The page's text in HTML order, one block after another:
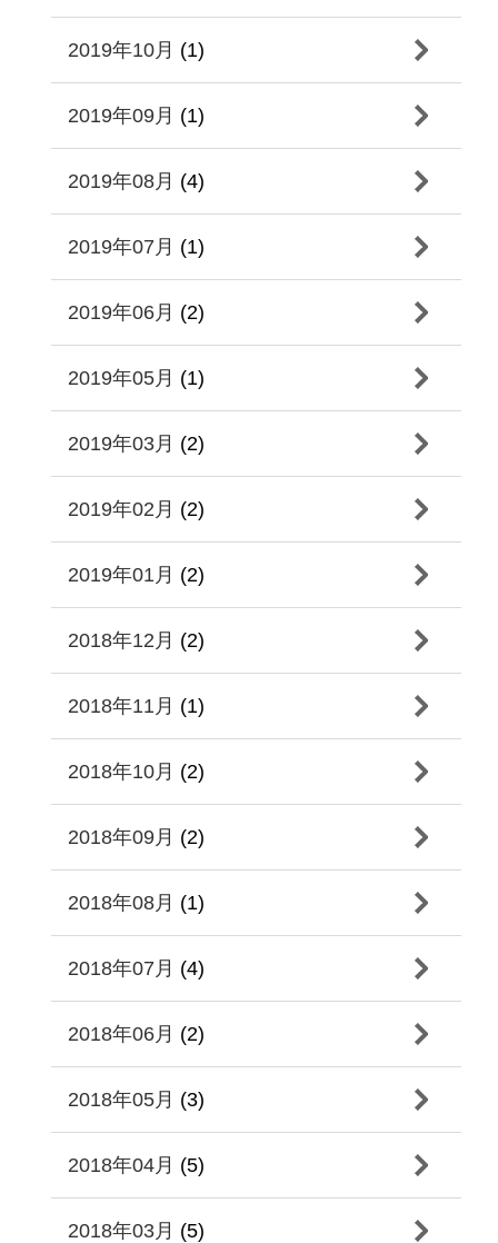
2019年10月 (1)
2019年09月 (1)
2019年08月 (4)
2019年07月 (1)
2019年06月 (2)
2019年05月 (1)
2019年03月 (2)
2019年02月 (2)
2019年01月 (2)
2018年12月 (2)
2018年11月 (1)
2018年10月 (2)
2018年09月 (2)
2018年08月 (1)
2018年07月 (4)
2018年06月 (2)
2018年05月 (3)
2018年04月 (5)
2018年03月 (5)